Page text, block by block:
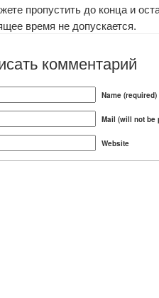
пропустить до конца и
время не допускается.
комментарий
Name (required)
Mail (will not be
Website